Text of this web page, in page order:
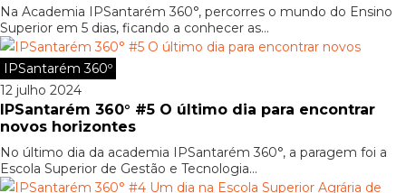
Na Academia IPSantarém 360°, percorres o mundo do Ensino
Superior em 5 dias, ficando a conhecer as...
IPSantarém 360º
12 julho 2024
IPSantarém 360° #5 O último dia para encontrar
novos horizontes
No último dia da academia IPSantarém 360°, a paragem foi a
Escola Superior de Gestão e Tecnologia...